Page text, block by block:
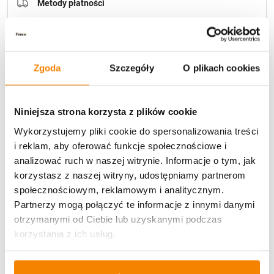
Zgoda Szczegóły O plikach cookies
Niniejsza strona korzysta z plików cookie
Wykorzystujemy pliki cookie do spersonalizowania treści
i reklam, aby oferować funkcje społecznościowe i
analizować ruch w naszej witrynie. Informacje o tym, jak
korzystasz z naszej witryny, udostępniamy partnerom
społecznościowym, reklamowym i analitycznym.
Partnerzy mogą połączyć te informacje z innymi danymi
otrzymanymi od Ciebie lub uzyskanymi podczas
korzystania z ich usług.
Potrzebujesz większą ilość? Zapraszamy do naszej
Metody płatności
Opis produktu
Specyfikacja
Opinie klientów